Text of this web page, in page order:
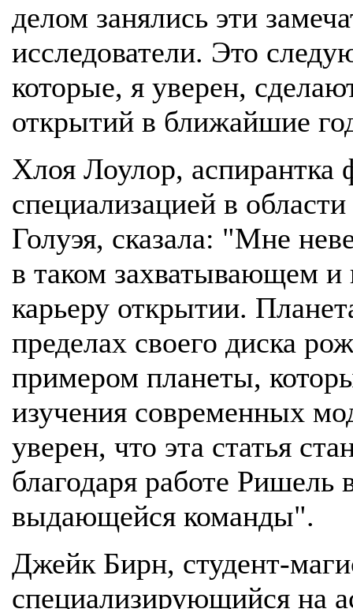
делом занялись эти
исследователи. Это
которые, я уверен,
открытий в ближайшие
Хлоя Лоулор, аспирантка
специализацией в
Голуэя, сказала: "Мне
в таком захватывающем
карьеру открытии.
пределах своего диска
примером планеты,
изучения современных
уверен, что эта статья
благодаря работе Ришель
выдающейся команды".
Джейк Бирн, студент-
специализирующийся на